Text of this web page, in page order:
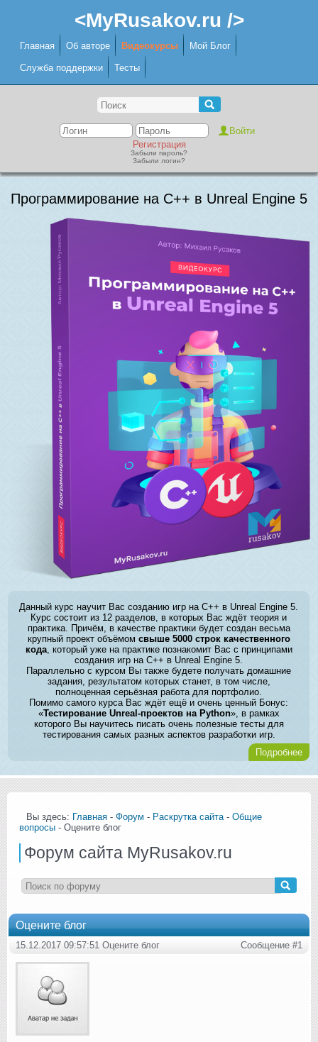
<MyRusakov.ru />
Главная Об авторе Видеокурсы Мой Блог
Служба поддержки Тесты
Регистрация
Забыли пароль?
Забыли логин?
Программирование на C++ в Unreal Engine 5
Данный курс научит Вас созданию игр на C++ в Unreal Engine 5.
Курс состоит из 12 разделов, в которых Вас ждёт теория и
практика. Причём, в качестве практики будет создан весьма
крупный проект объёмом свыше 5000 строк качественного
кода, который уже на практике познакомит Вас с принципами
создания игр на C++ в Unreal Engine 5.
Параллельно с курсом Вы также будете получать домашние
задания, результатом которых станет, в том числе,
полноценная серьёзная работа для портфолио.
Помимо самого курса Вас ждёт ещё и очень ценный Бонус:
«Тестирование Unreal-проектов на Python», в рамках
которого Вы научитесь писать очень полезные тесты для
тестирования самых разных аспектов разработки игр.
Подробнее
Вы здесь: Главная - Форум - Раскрутка сайта - Общие
вопросы - Оцените блог
Форум сайта MyRusakov.ru
Оцените блог
15.12.2017 09:57:51 Оцените блог Сообщение #1